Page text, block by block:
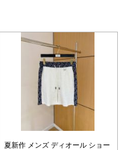
夏新作 メンズ ディオール ショー